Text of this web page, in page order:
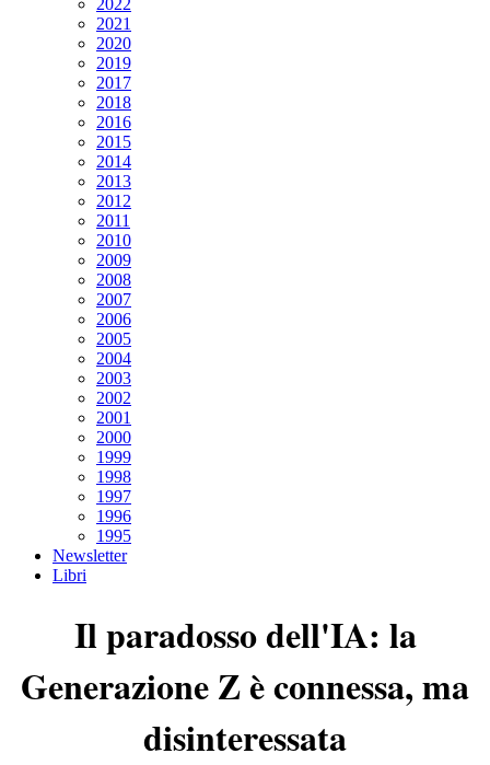
2022
2021
2020
2019
2017
2018
2016
2015
2014
2013
2012
2011
2010
2009
2008
2007
2006
2005
2004
2003
2002
2001
2000
1999
1998
1997
1996
1995
Newsletter
Libri
Il paradosso dell'IA: la
Generazione Z è connessa, ma
disinteressata